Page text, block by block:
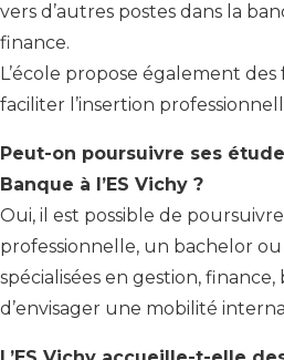
vers d’autres postes dans la
finance.
L’école propose également
faciliter l’insertion
Peut-on poursuivre ses
Banque à l’ES Vichy ?
Oui, il est possible de
professionnelle, un bachelor
spécialisées en gestion,
d’envisager une mobilité